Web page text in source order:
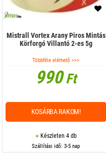
Mistrall Vortex Arany Piros Mintás
Körforgó Villantó 2-es 5g
Többféle elérhető >>>
990Ft
Készleten 4 db
Szállítási idő: 3-5 nap
KOSÁRBA RAKOM!